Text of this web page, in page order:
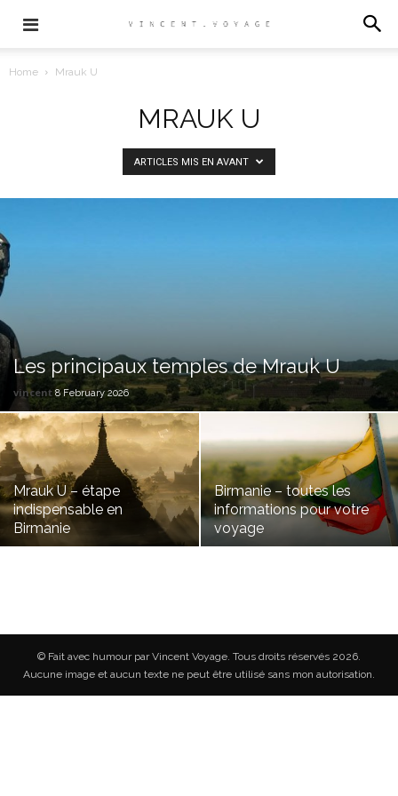
Home Mrauk U
MRAUK U
ARTICLES MIS EN AVANT
Les principaux temples de Mrauk U
vincent 8 February 2026
Mrauk U – étape
indispensable en
Birmanie
Birmanie – toutes les
informations pour votre
voyage
© Fait avec humour par Vincent Voyage. Tous droits réservés 2026.
Aucune image et aucun texte ne peut être utilisé sans mon autorisation.